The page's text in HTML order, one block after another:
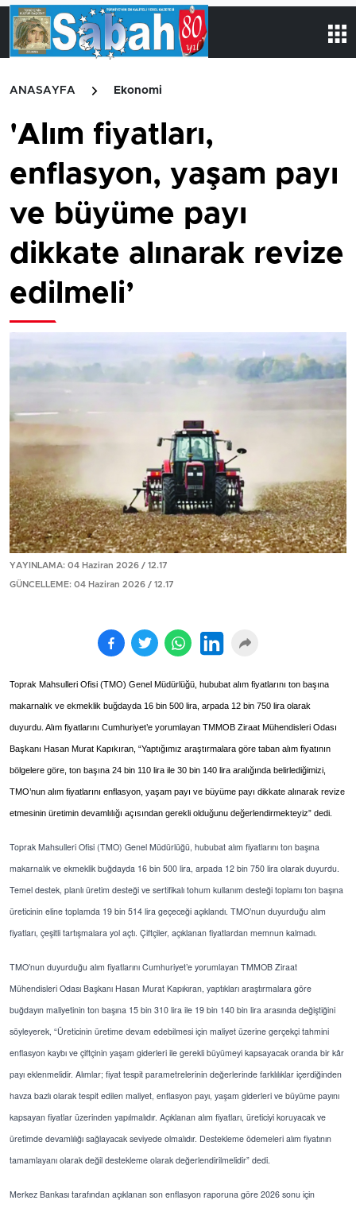
ANASAYFA Ekonomi
'Alım fiyatları,
enflasyon, yaşam payı
ve büyüme payı
dikkate alınarak revize
edilmeli’
YAYINLAMA: 04 Haziran 2026 / 12.17
GÜNCELLEME: 04 Haziran 2026 / 12.17
Toprak Mahsulleri Ofisi (TMO) Genel Müdürlüğü, hububat alım fiyatlarını ton başına
makarnalık ve ekmeklik buğdayda 16 bin 500 lira, arpada 12 bin 750 lira olarak
duyurdu. Alım fiyatlarını Cumhuriyet’e yorumlayan TMMOB Ziraat Mühendisleri Odası
Başkanı Hasan Murat Kapıkıran, “Yaptığımız araştırmalara göre taban alım fiyatının
bölgelere göre, ton başına 24 bin 110 lira ile 30 bin 140 lira aralığında belirlediğimizi,
TMO’nun alım fiyatlarını enflasyon, yaşam payı ve büyüme payı dikkate alınarak revize
etmesinin üretimin devamlılığı açısından gerekli olduğunu değerlendirmekteyiz” dedi.
Toprak Mahsulleri Ofisi (TMO) Genel Müdürlüğü, hububat alım fiyatlarını ton başına
makarnalık ve ekmeklik buğdayda 16 bin 500 lira, arpada 12 bin 750 lira olarak duyurdu.
Temel destek, planlı üretim desteği ve sertifikalı tohum kullanım desteği toplamı ton başına
üreticinin eline toplamda 19 bin 514 lira geçeceği açıklandı. TMO’nun duyurduğu alım
fiyatları, çeşitli tartışmalara yol açtı. Çiftçiler, açıklanan fiyatlardan memnun kalmadı.
TMO’nun duyurduğu alım fiyatlarını Cumhuriyet’e yorumlayan TMMOB Ziraat
Mühendisleri Odası Başkanı Hasan Murat Kapıkıran, yaptıkları araştırmalara göre
buğdayın maliyetinin ton başına 15 bin 310 lira ile 19 bin 140 bin lira arasında değiştiğini
söyleyerek, “Üreticinin üretime devam edebilmesi için maliyet üzerine gerçekçi tahmini
enflasyon kaybı ve çiftçinin yaşam giderleri ile gerekli büyümeyi kapsayacak oranda bir kâr
payı eklenmelidir. Alımlar; fiyat tespit parametrelerinin değerlerinde farklılıklar içerdiğinden
havza bazlı olarak tespit edilen maliyet, enflasyon payı, yaşam giderleri ve büyüme payını
kapsayan fiyatlar üzerinden yapılmalıdır. Açıklanan alım fiyatları, üreticiyi koruyacak ve
üretimde devamlılığı sağlayacak seviyede olmalıdır. Destekleme ödemeleri alım fiyatının
tamamlayanı olarak değil destekleme olarak değerlendirilmelidir” dedi.
Merkez Bankası tarafından açıklanan son enflasyon raporuna göre 2026 sonu için